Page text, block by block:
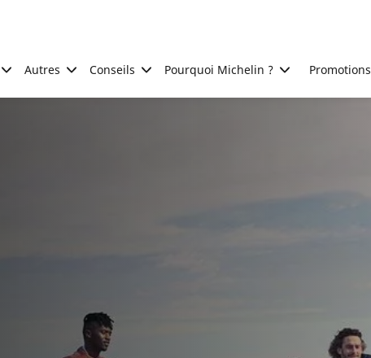
Autres Conseils Pourquoi Michelin ? Promotions